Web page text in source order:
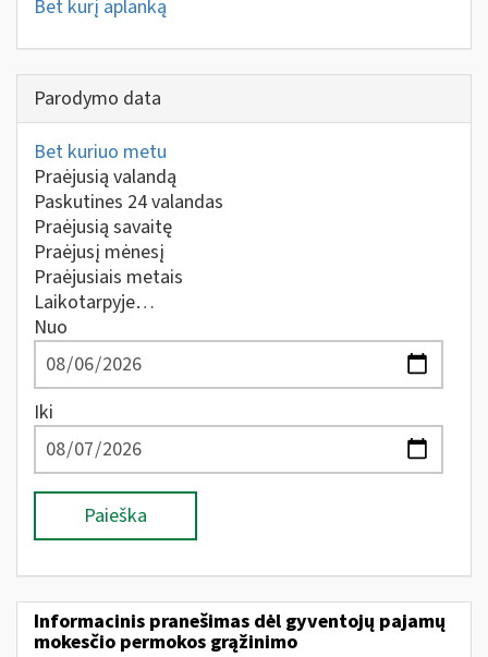
Bet kurį aplanką
Parodymo data
Bet kuriuo metu
Praėjusią valandą
Paskutines 24 valandas
Praėjusią savaitę
Praėjusį mėnesį
Praėjusiais metais
Laikotarpyje…
Nuo
Iki
Paieška
Informacinis pranešimas dėl gyventojų pajamų
mokesčio permokos grąžinimo